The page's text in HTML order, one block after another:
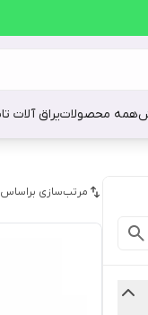
همه محصولاتیراق آلات
مرتب‌سازی